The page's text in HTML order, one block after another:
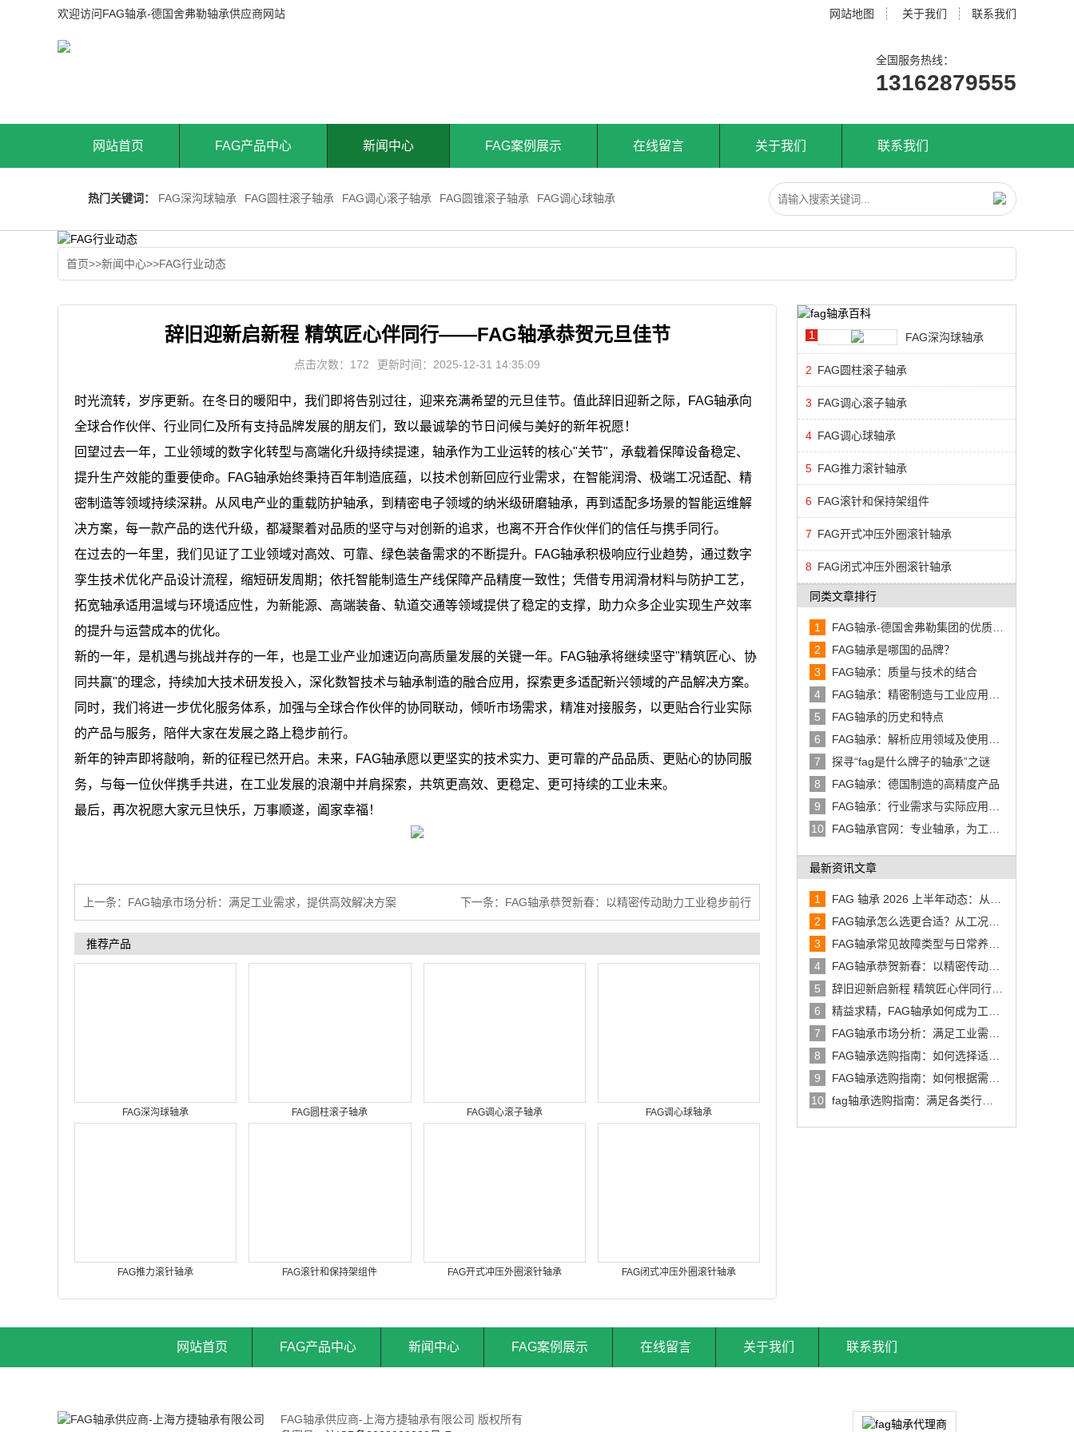
网站地图 关于我们 联系我们
欢迎访问FAG轴承-德国舍弗勒轴承供应商网站
全国服务热线：
13162879555
网站首页 FAG产品中心 新闻中心 FAG案例展示 在线留言 关于我们 联系我们
热门关键词： FAG深沟球轴承 FAG圆柱滚子轴承 FAG调心滚子轴承 FAG圆锥滚子轴承 FAG调心球轴承
首页>>新闻中心>>FAG行业动态
辞旧迎新启新程 精筑匠心伴同行——FAG轴承恭贺元旦佳节
点击次数：172 更新时间：2025-12-31 14:35:09
时光流转，岁序更新。在冬日的暖阳中，我们即将告别过往，迎来充满希望的元旦佳节。值此辞旧迎新之际，FAG轴承向
全球合作伙伴、行业同仁及所有支持品牌发展的朋友们，致以最诚挚的节日问候与美好的新年祝愿！
回望过去一年，工业领域的数字化转型与高端化升级持续提速，轴承作为工业运转的核心"关节"，承载着保障设备稳定、
提升生产效能的重要使命。FAG轴承始终秉持百年制造底蕴，以技术创新回应行业需求，在智能润滑、极端工况适配、精
密制造等领域持续深耕。从风电产业的重载防护轴承，到精密电子领域的纳米级研磨轴承，再到适配多场景的智能运维解
决方案，每一款产品的迭代升级，都凝聚着对品质的坚守与对创新的追求，也离不开合作伙伴们的信任与携手同行。
在过去的一年里，我们见证了工业领域对高效、可靠、绿色装备需求的不断提升。FAG轴承积极响应行业趋势，通过数字
孪生技术优化产品设计流程，缩短研发周期；依托智能制造生产线保障产品精度一致性；凭借专用润滑材料与防护工艺，
拓宽轴承适用温域与环境适应性，为新能源、高端装备、轨道交通等领域提供了稳定的支撑，助力众多企业实现生产效率
的提升与运营成本的优化。
新的一年，是机遇与挑战并存的一年，也是工业产业加速迈向高质量发展的关键一年。FAG轴承将继续坚守"精筑匠心、协
同共赢"的理念，持续加大技术研发投入，深化数智技术与轴承制造的融合应用，探索更多适配新兴领域的产品解决方案。
同时，我们将进一步优化服务体系，加强与全球合作伙伴的协同联动，倾听市场需求，精准对接服务，以更贴合行业实际
的产品与服务，陪伴大家在发展之路上稳步前行。
新年的钟声即将敲响，新的征程已然开启。未来，FAG轴承愿以更坚实的技术实力、更可靠的产品品质、更贴心的协同服
务，与每一位伙伴携手共进，在工业发展的浪潮中并肩探索，共筑更高效、更稳定、更可持续的工业未来。
最后，再次祝愿大家元旦快乐，万事顺遂，阖家幸福！
上一条： FAG轴承市场分析：满足工业需求，提供高效解决方案 下一条： FAG轴承恭贺新春：以精密传动助力工业稳步前行
推荐产品
FAG深沟球轴承 FAG圆柱滚子轴承 FAG调心滚子轴承 FAG调心球轴承
FAG推力滚针轴承 FAG滚针和保持架组件 FAG开式冲压外圈滚针轴承 FAG闭式冲压外圈滚针轴承
1 FAG深沟球轴承
2 FAG圆柱滚子轴承
3 FAG调心滚子轴承
4 FAG调心球轴承
5 FAG推力滚针轴承
6 FAG滚针和保持架组件
7 FAG开式冲压外圈滚针轴承
8 FAG闭式冲压外圈滚针轴承
同类文章排行
1
FAG轴承-德国舍弗勒集团的优质轴
承品牌
2
FAG轴承是哪国的品牌？
3
FAG轴承：质量与技术的结合
4
FAG轴承：精密制造与工业应用的
典范
5
FAG轴承的历史和特点
6
FAG轴承：解析应用领域及使用中
的挑战与解决方案
7
探寻“fag是什么牌子的轴承”之谜
8
FAG轴承：德国制造的高精度产品
9
FAG轴承：行业需求与实际应用中
的挑战与解决方案
10
FAG轴承官网：专业轴承，为工业
最新资讯文章
1
FAG 轴承 2026 上半年动态：从
140 年精密制造到太空卫星、汽车
底盘创新
2
FAG轴承怎么选更合适？从工况、
型号到维护一次讲清
3
FAG轴承常见故障类型与日常养护
建议
4
FAG轴承恭贺新春：以精密传动助
力工业稳步前行
5
辞旧迎新启新程 精筑匠心伴同行
——FAG轴承恭贺元旦佳节
6
精益求精，FAG轴承如何成为工业
传动的可靠基石
7
FAG轴承市场分析：满足工业需
求，提供高效解决方案
8
FAG轴承选购指南：如何选择适合
您需求的FAG轴承？
9
FAG轴承选购指南：如何根据需求
选择最适合的轴承
10
fag轴承选购指南：满足各类行业
网站首页 FAG产品中心 新闻中心 FAG案例展示 在线留言 关于我们 联系我们
FAG轴承供应商-上海方捷轴承有限公司 版权所有